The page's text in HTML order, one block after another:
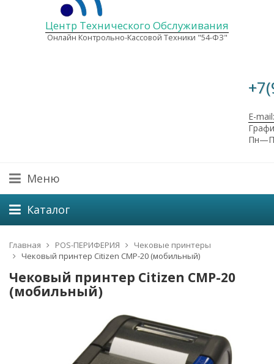
Центр Технического Обслуживания
Онлайн Контрольно-Кассовой Техники "54-ФЗ"
E-
Меню
Каталог
Главная POS-ПЕРИФЕРИЯ
Чековые принтеры
Чековый принтер Citizen CMP-20 (мобильный)
Чековый принтер Citizen CMP-20
(мобильный)